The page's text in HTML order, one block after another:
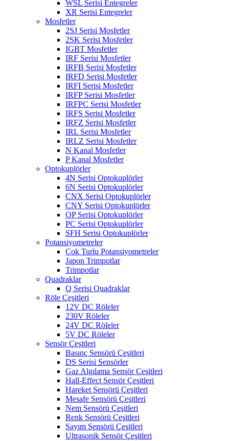
WSL Serisi Entegreler
XR Serisi Entegreler
Mosfetler
2SJ Serisi Mosfetler
2SK Serisi Mosfetler
IGBT Mosfetler
IRF Serisi Mosfetler
IRFB Serisi Mosfetler
IRFD Serisi Mosfetler
IRFI Serisi Mosfetler
IRFP Serisi Mosfetler
IRFPC Serisi Mosfetler
IRFS Serisi Mosfetler
IRFZ Serisi Mosfetler
IRL Serisi Mosfetler
IRLZ Serisi Mosfetler
N Kanal Mosfetler
P Kanal Mosfetler
Optokuplörler
4N Serisi Optokuplörler
6N Serisi Optokuplörler
CNX Serisi Optokuplörler
CNY Serisi Optokuplörler
OP Serisi Optokuplörler
PC Serisi Optokuplörler
SFH Serisi Optokuplörler
Potansiyometreler
Çok Turlu Potansiyometreler
Japon Trimpotlar
Trimpotlar
Quadraklar
Q Serisi Quadraklar
Röle Çeşitleri
12V DC Röleler
230V Röleler
24V DC Röleler
5V DC Röleler
Sensör Çeşitleri
Basınç Sensörü Çeşitleri
DS Serisi Sensörler
Gaz Algılama Sensör Çeşitleri
Hall-Effect Sensör Çeşitleri
Hareket Sensörü Çeşitleri
Mesafe Sensörü Çeşitleri
Nem Sensörü Çeşitleri
Renk Sensörü Çeşitleri
Sayım Sensörü Çeşitleri
Ultrasonik Sensör Çeşitleri